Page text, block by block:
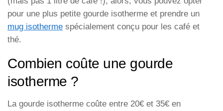
pour une plus petite gourde isotherme et prendre un
mug isotherme spécialement conçu pour les café et
thé.
Combien coûte une gourde
isotherme ?
La gourde isotherme coûte entre 20€ et 35€ en